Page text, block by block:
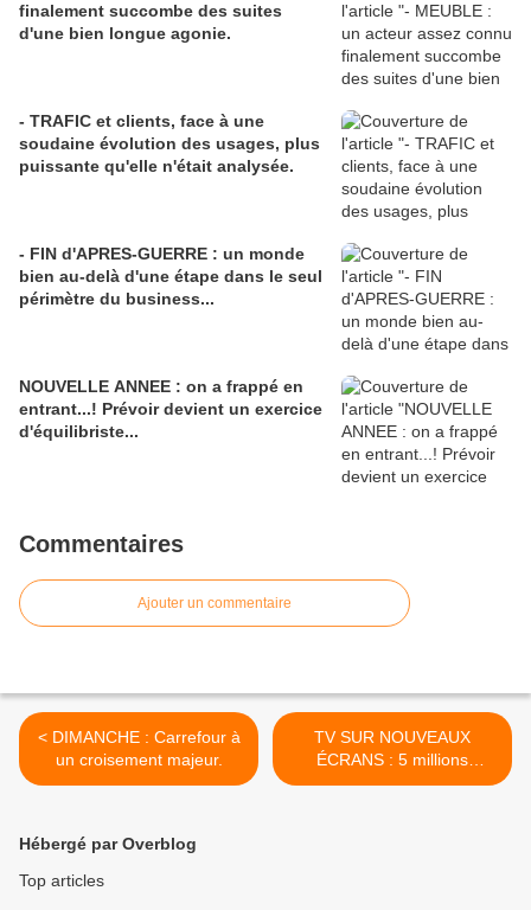
finalement succombe des suites
d'une bien longue agonie.
- TRAFIC et clients, face à une
soudaine évolution des usages, plus
puissante qu'elle n'était analysée.
- FIN d'APRES-GUERRE : un monde
bien au-delà d'une étape dans le seul
périmètre du business...
NOUVELLE ANNEE : on a frappé en
entrant...! Prévoir devient un exercice
d'équilibriste...
Commentaires
Ajouter un commentaire
< DIMANCHE : Carrefour à
un croisement majeur.
TV SUR NOUVEAUX
ÉCRANS : 5 millions
d'utilisateurs... >
Hébergé par Overblog
Top articles